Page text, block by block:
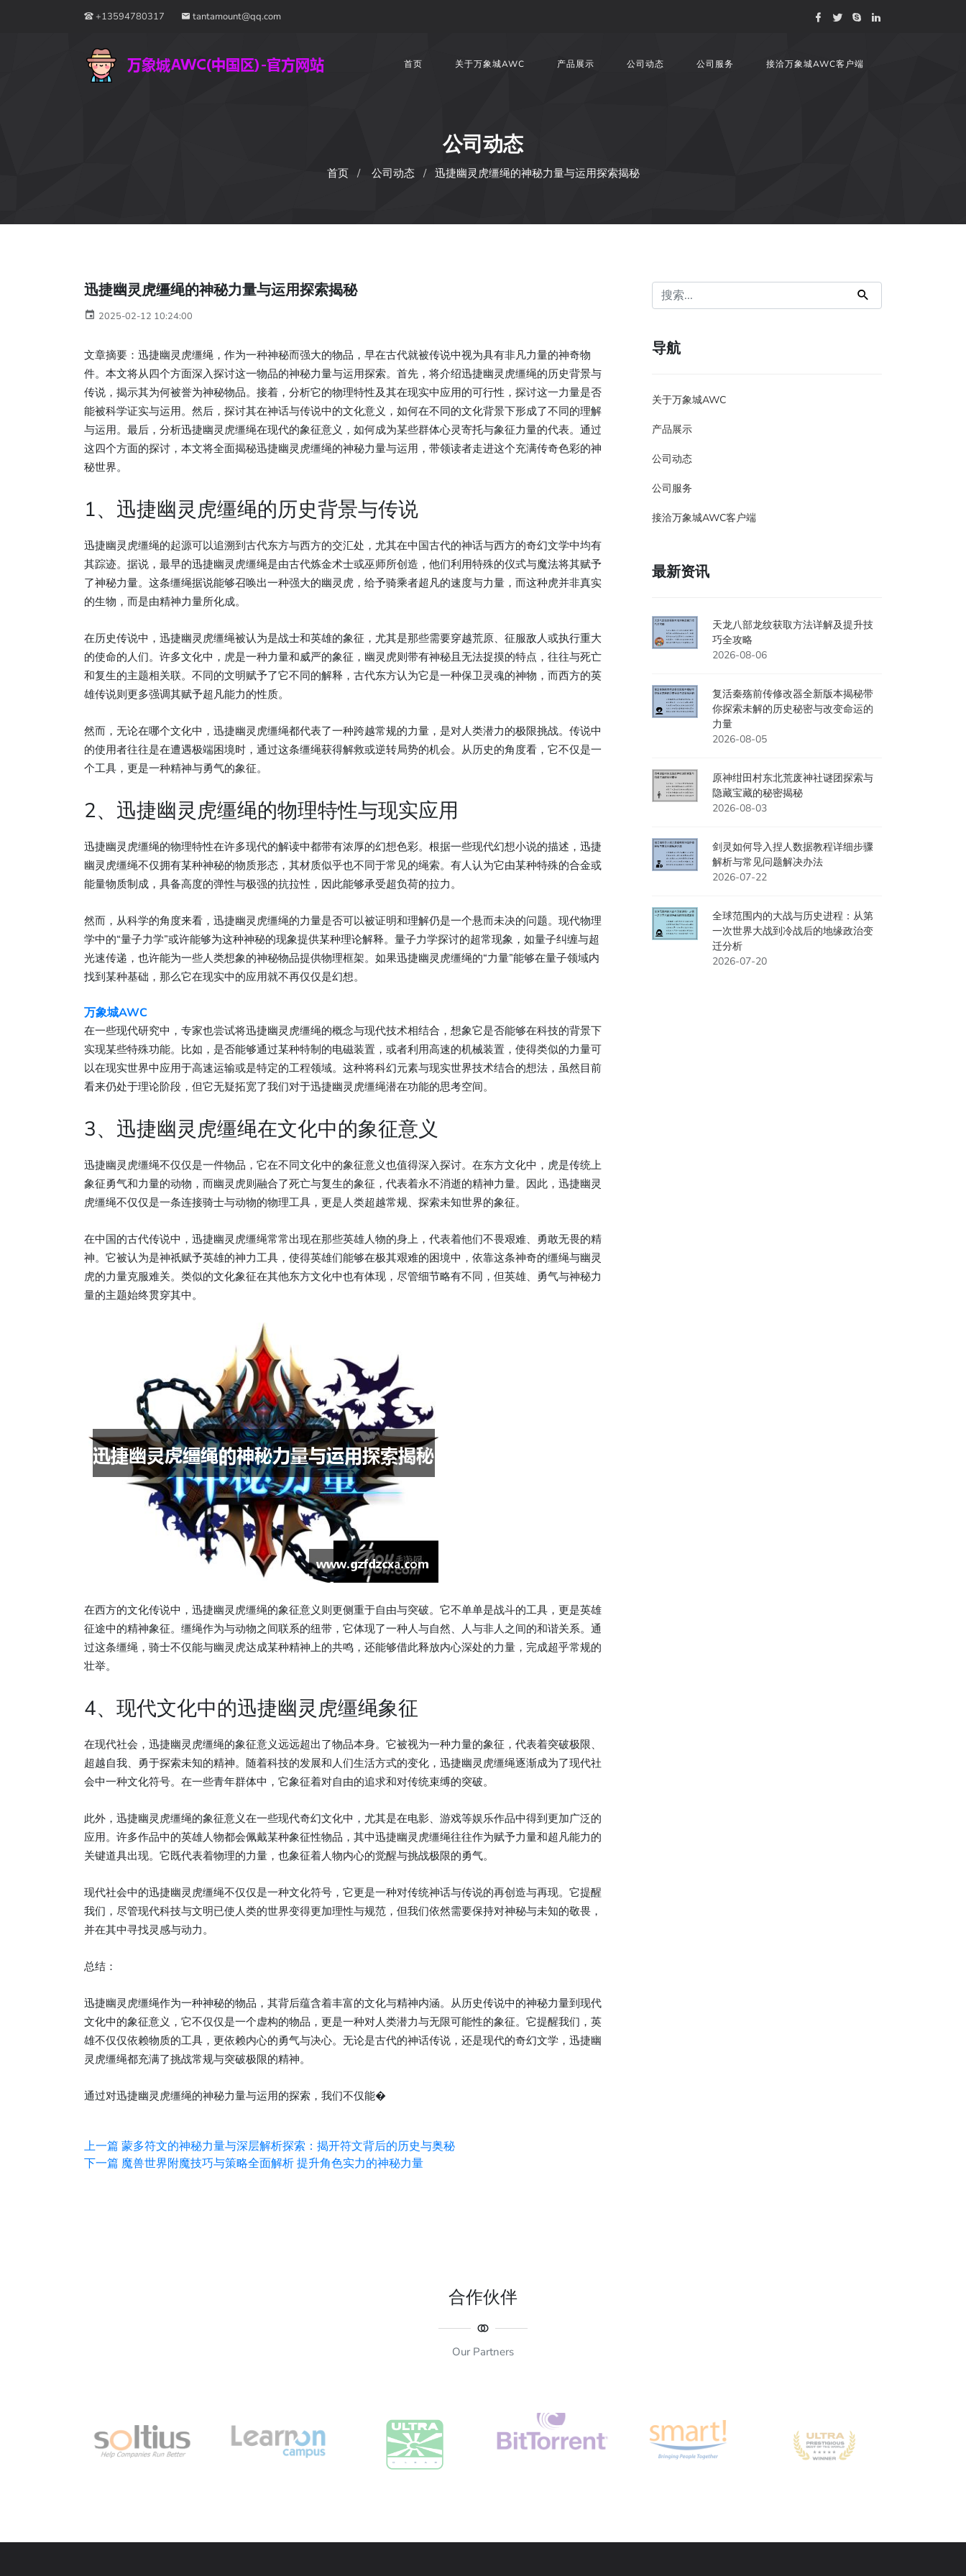
+13594780317 tantamount@qq.com
首页 关于万象城AWC 产品展示 公司动态 公司服务 接洽万象城AWC客户端
公司动态
首页 公司动态 迅捷幽灵虎缰绳的神秘力量与运用探索揭秘
迅捷幽灵虎缰绳的神秘力量与运用探索揭秘
2025-02-12 10:24:00
文章摘要：迅捷幽灵虎缰绳，作为一种神秘而强大的物品，早在古代就被传说中视为具有非凡力量的神奇物
件。本文将从四个方面深入探讨这一物品的神秘力量与运用探索。首先，将介绍迅捷幽灵虎缰绳的历史背景与
传说，揭示其为何被誉为神秘物品。接着，分析它的物理特性及其在现实中应用的可行性，探讨这一力量是否
能被科学证实与运用。然后，探讨其在神话与传说中的文化意义，如何在不同的文化背景下形成了不同的理解
与运用。最后，分析迅捷幽灵虎缰绳在现代的象征意义，如何成为某些群体心灵寄托与象征力量的代表。通过
这四个方面的探讨，本文将全面揭秘迅捷幽灵虎缰绳的神秘力量与运用，带领读者走进这个充满传奇色彩的神
秘世界。
1、迅捷幽灵虎缰绳的历史背景与传说
迅捷幽灵虎缰绳的起源可以追溯到古代东方与西方的交汇处，尤其在中国古代的神话与西方的奇幻文学中均有
其踪迹。据说，最早的迅捷幽灵虎缰绳是由古代炼金术士或巫师所创造，他们利用特殊的仪式与魔法将其赋予
了神秘力量。这条缰绳据说能够召唤出一种强大的幽灵虎，给予骑乘者超凡的速度与力量，而这种虎并非真实
的生物，而是由精神力量所化成。
在历史传说中，迅捷幽灵虎缰绳被认为是战士和英雄的象征，尤其是那些需要穿越荒原、征服敌人或执行重大
的使命的人们。许多文化中，虎是一种力量和威严的象征，幽灵虎则带有神秘且无法捉摸的特点，往往与死亡
和复生的主题相关联。不同的文明赋予了它不同的解释，古代东方认为它是一种保卫灵魂的神物，而西方的英
雄传说则更多强调其赋予超凡能力的性质。
然而，无论在哪个文化中，迅捷幽灵虎缰绳都代表了一种跨越常规的力量，是对人类潜力的极限挑战。传说中
的使用者往往是在遭遇极端困境时，通过这条缰绳获得解救或逆转局势的机会。从历史的角度看，它不仅是一
个工具，更是一种精神与勇气的象征。
2、迅捷幽灵虎缰绳的物理特性与现实应用
迅捷幽灵虎缰绳的物理特性在许多现代的解读中都带有浓厚的幻想色彩。根据一些现代幻想小说的描述，迅捷
幽灵虎缰绳不仅拥有某种神秘的物质形态，其材质似乎也不同于常见的绳索。有人认为它由某种特殊的合金或
能量物质制成，具备高度的弹性与极强的抗拉性，因此能够承受超负荷的拉力。
然而，从科学的角度来看，迅捷幽灵虎缰绳的力量是否可以被证明和理解仍是一个悬而未决的问题。现代物理
学中的“量子力学”或许能够为这种神秘的现象提供某种理论解释。量子力学探讨的超常现象，如量子纠缠与超
光速传递，也许能为一些人类想象的神秘物品提供物理框架。如果迅捷幽灵虎缰绳的“力量”能够在量子领域内
找到某种基础，那么它在现实中的应用就不再仅仅是幻想。
万象城AWC
在一些现代研究中，专家也尝试将迅捷幽灵虎缰绳的概念与现代技术相结合，想象它是否能够在科技的背景下
实现某些特殊功能。比如，是否能够通过某种特制的电磁装置，或者利用高速的机械装置，使得类似的力量可
以在现实世界中应用于高速运输或是特定的工程领域。这种将科幻元素与现实世界技术结合的想法，虽然目前
看来仍处于理论阶段，但它无疑拓宽了我们对于迅捷幽灵虎缰绳潜在功能的思考空间。
3、迅捷幽灵虎缰绳在文化中的象征意义
迅捷幽灵虎缰绳不仅仅是一件物品，它在不同文化中的象征意义也值得深入探讨。在东方文化中，虎是传统上
象征勇气和力量的动物，而幽灵虎则融合了死亡与复生的象征，代表着永不消逝的精神力量。因此，迅捷幽灵
虎缰绳不仅仅是一条连接骑士与动物的物理工具，更是人类超越常规、探索未知世界的象征。
在中国的古代传说中，迅捷幽灵虎缰绳常常出现在那些英雄人物的身上，代表着他们不畏艰难、勇敢无畏的精
神。它被认为是神祇赋予英雄的神力工具，使得英雄们能够在极其艰难的困境中，依靠这条神奇的缰绳与幽灵
虎的力量克服难关。类似的文化象征在其他东方文化中也有体现，尽管细节略有不同，但英雄、勇气与神秘力
量的主题始终贯穿其中。
在西方的文化传说中，迅捷幽灵虎缰绳的象征意义则更侧重于自由与突破。它不单单是战斗的工具，更是英雄
征途中的精神象征。缰绳作为与动物之间联系的纽带，它体现了一种人与自然、人与非人之间的和谐关系。通
过这条缰绳，骑士不仅能与幽灵虎达成某种精神上的共鸣，还能够借此释放内心深处的力量，完成超乎常规的
壮举。
4、现代文化中的迅捷幽灵虎缰绳象征
在现代社会，迅捷幽灵虎缰绳的象征意义远远超出了物品本身。它被视为一种力量的象征，代表着突破极限、
超越自我、勇于探索未知的精神。随着科技的发展和人们生活方式的变化，迅捷幽灵虎缰绳逐渐成为了现代社
会中一种文化符号。在一些青年群体中，它象征着对自由的追求和对传统束缚的突破。
此外，迅捷幽灵虎缰绳的象征意义在一些现代奇幻文化中，尤其是在电影、游戏等娱乐作品中得到更加广泛的
应用。许多作品中的英雄人物都会佩戴某种象征性物品，其中迅捷幽灵虎缰绳往往作为赋予力量和超凡能力的
关键道具出现。它既代表着物理的力量，也象征着人物内心的觉醒与挑战极限的勇气。
现代社会中的迅捷幽灵虎缰绳不仅仅是一种文化符号，它更是一种对传统神话与传说的再创造与再现。它提醒
我们，尽管现代科技与文明已使人类的世界变得更加理性与规范，但我们依然需要保持对神秘与未知的敬畏，
并在其中寻找灵感与动力。
总结：
迅捷幽灵虎缰绳作为一种神秘的物品，其背后蕴含着丰富的文化与精神内涵。从历史传说中的神秘力量到现代
文化中的象征意义，它不仅仅是一个虚构的物品，更是一种对人类潜力与无限可能性的象征。它提醒我们，英
雄不仅仅依赖物质的工具，更依赖内心的勇气与决心。无论是古代的神话传说，还是现代的奇幻文学，迅捷幽
灵虎缰绳都充满了挑战常规与突破极限的精神。
通过对迅捷幽灵虎缰绳的神秘力量与运用的探索，我们不仅能�
上一篇 蒙多符文的神秘力量与深层解析探索：揭开符文背后的历史与奥秘
下一篇 魔兽世界附魔技巧与策略全面解析 提升角色实力的神秘力量
导航
关于万象城AWC
产品展示
公司动态
公司服务
接洽万象城AWC客户端
最新资讯
天龙八部龙纹获取方法详解及提升技
巧全攻略
2026-08-06
复活秦殇前传修改器全新版本揭秘带
你探索未解的历史秘密与改变命运的
力量
2026-08-05
原神绀田村东北荒废神社谜团探索与
隐藏宝藏的秘密揭秘
2026-08-03
剑灵如何导入捏人数据教程详细步骤
解析与常见问题解决办法
2026-07-22
全球范围内的大战与历史进程：从第
一次世界大战到冷战后的地缘政治变
迁分析
2026-07-20
合作伙伴
Our Partners